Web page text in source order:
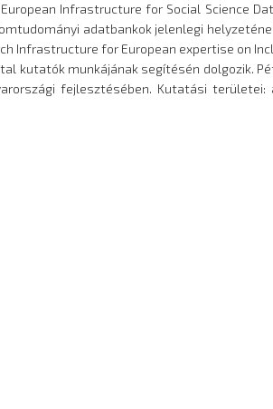
Infrastructure for Social Science
adatbankok jelenlegi
Infrastructure for European expertise on
kutatók munkájának segítésén dolgozik.
fejlesztésében. Kutatási